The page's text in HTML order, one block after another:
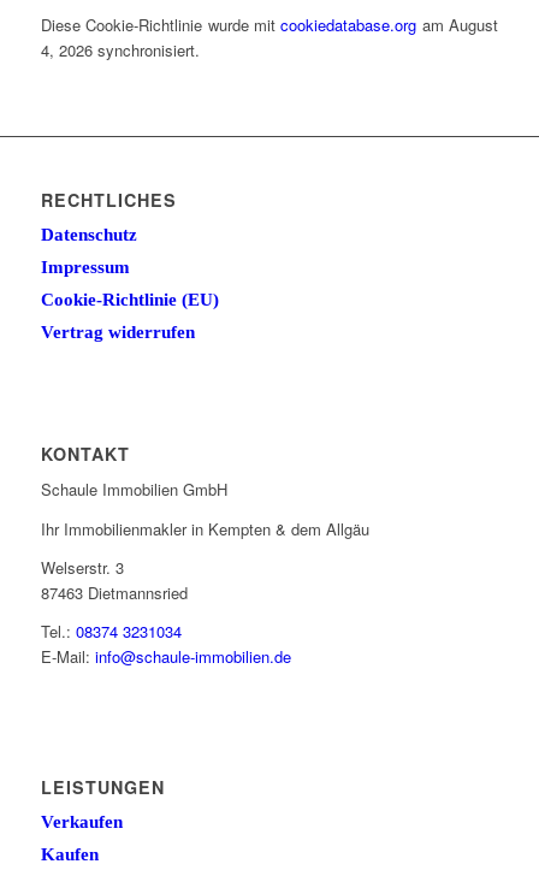
Diese Cookie-Richtlinie wurde mitcookiedatabase.org am August
4, 2026 synchronisiert.
RECHTLICHES
Datenschutz
Impressum
Cookie-Richtlinie (EU)
Vertrag widerrufen
KONTAKT
Schaule Immobilien GmbH
Ihr Immobilienmakler in Kempten & dem Allgäu
Welserstr. 3
87463 Dietmannsried
Tel.: 08374 3231034
E-Mail: info@schaule-immobilien.de
LEISTUNGEN
Verkaufen
Kaufen